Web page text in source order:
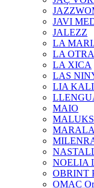
JAVI
JALEZZ
LA
LA OTRA
LA XICA
LAS
LIA KALI
MAIO
MALUKS
MARALA
NOELIA
OBRINT
OMAC